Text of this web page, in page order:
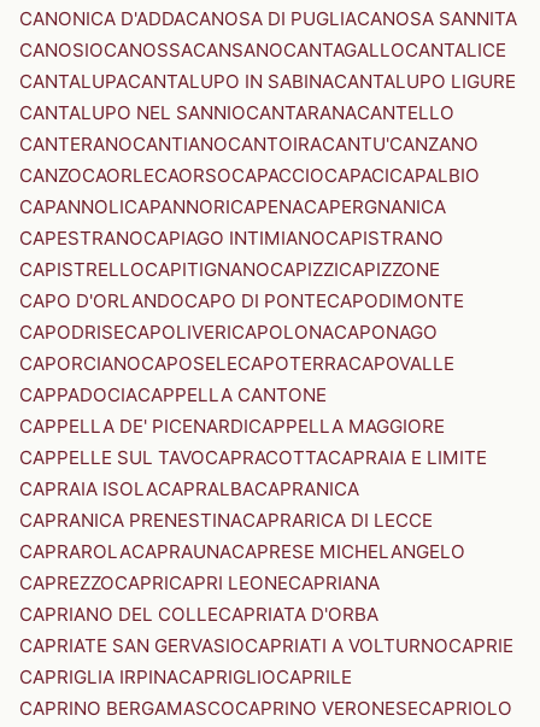
CANONICA D'ADDACANOSA DI PUGLIACANOSA SANNITA
CANOSIOCANOSSACANSANOCANTAGALLOCANTALICE
CANTALUPACANTALUPO IN SABINACANTALUPO LIGURE
CANTALUPO NEL SANNIOCANTARANACANTELLO
CANTERANOCANTIANOCANTOIRACANTU'CANZANO
CANZOCAORLECAORSOCAPACCIOCAPACICAPALBIO
CAPANNOLICAPANNORICAPENACAPERGNANICA
CAPESTRANOCAPIAGO INTIMIANOCAPISTRANO
CAPISTRELLOCAPITIGNANOCAPIZZICAPIZZONE
CAPO D'ORLANDOCAPO DI PONTECAPODIMONTE
CAPODRISECAPOLIVERICAPOLONACAPONAGO
CAPORCIANOCAPOSELECAPOTERRACAPOVALLE
CAPPADOCIACAPPELLA CANTONE
CAPPELLA DE' PICENARDICAPPELLA MAGGIORE
CAPPELLE SUL TAVOCAPRACOTTACAPRAIA E LIMITE
CAPRAIA ISOLACAPRALBACAPRANICA
CAPRANICA PRENESTINACAPRARICA DI LECCE
CAPRAROLACAPRAUNACAPRESE MICHELANGELO
CAPREZZOCAPRICAPRI LEONECAPRIANA
CAPRIANO DEL COLLECAPRIATA D'ORBA
CAPRIATE SAN GERVASIOCAPRIATI A VOLTURNOCAPRIE
CAPRIGLIA IRPINACAPRIGLIOCAPRILE
CAPRINO BERGAMASCOCAPRINO VERONESECAPRIOLO